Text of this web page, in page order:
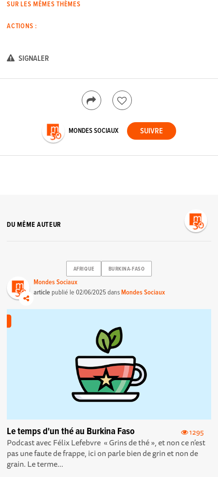
SUR LES MÊMES THÈMES
ACTIONS :
SIGNALER
MONDES SOCIAUX
DU MÊME AUTEUR
AFRIQUE BURKINA-FASO
Mondes Sociaux
article publié le02/06/2025dansMondes Sociaux
1295
Le temps d'un thé au Burkina Faso
Podcast avec Félix Lefebvre « Grins de thé », et non ce n’est
pas une faute de frappe, ici on parle bien de grin et non de
grain. Le terme...